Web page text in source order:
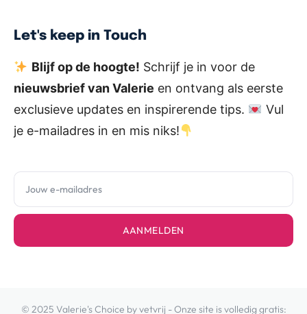
Let's keep in Touch
Blijf op de hoogte! Schrijf je in voor de
nieuwsbrief van Valerie en ontvang als eerste
exclusieve updates en inspirerende tips.
Vul
je e-mailadres in en mis niks!
AANMELDEN
© 2025 Valerie's Choice by vetvrij - Onze site is volledig gratis: